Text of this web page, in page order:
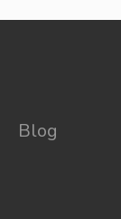
Blog